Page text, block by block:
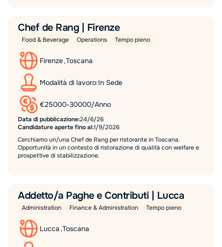
Chef de Rang | Firenze
Food & Beverage Operations Tempo pieno
Firenze,Toscana
Modalità di lavoro:In Sede
€25000-30000/Anno
Data di pubblicazione:24/6/26
Candidature aperte fino al:1/9/2026
Cerchiamo un/una Chef de Rang per ristorante in Toscana.
Opportunità in un contesto di ristorazione di qualità con welfare e
prospettive di stabilizzazione.
Addetto/a Paghe e Contributi | Lucca
Administration Finance & Administration Tempo pieno
Lucca ,Toscana